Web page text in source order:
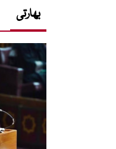
بھارتی